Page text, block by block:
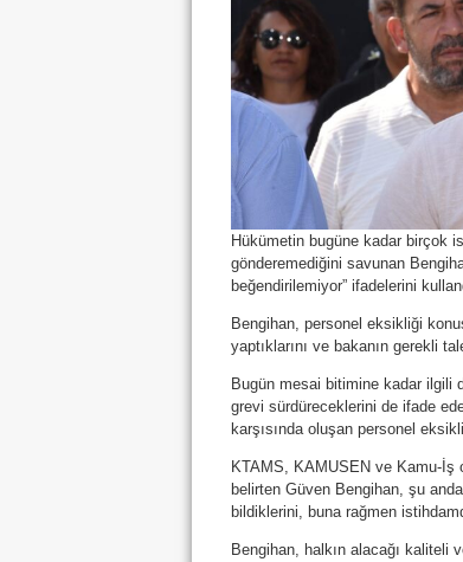
Hükümetin bugüne kadar birçok
gönderemediğini savunan
beğendirilemiyor” ifadelerini
Bengihan, personel eksikliği
yaptıklarını ve bakanın gerekli
Bugün mesai bitimine kadar ilgili
grevi sürdüreceklerini de ifade
karşısında oluşan personel
KTAMS, KAMUSEN ve Kamu-İş
belirten Güven Bengihan, şu
bildiklerini, buna rağmen
Bengihan, halkın alacağı